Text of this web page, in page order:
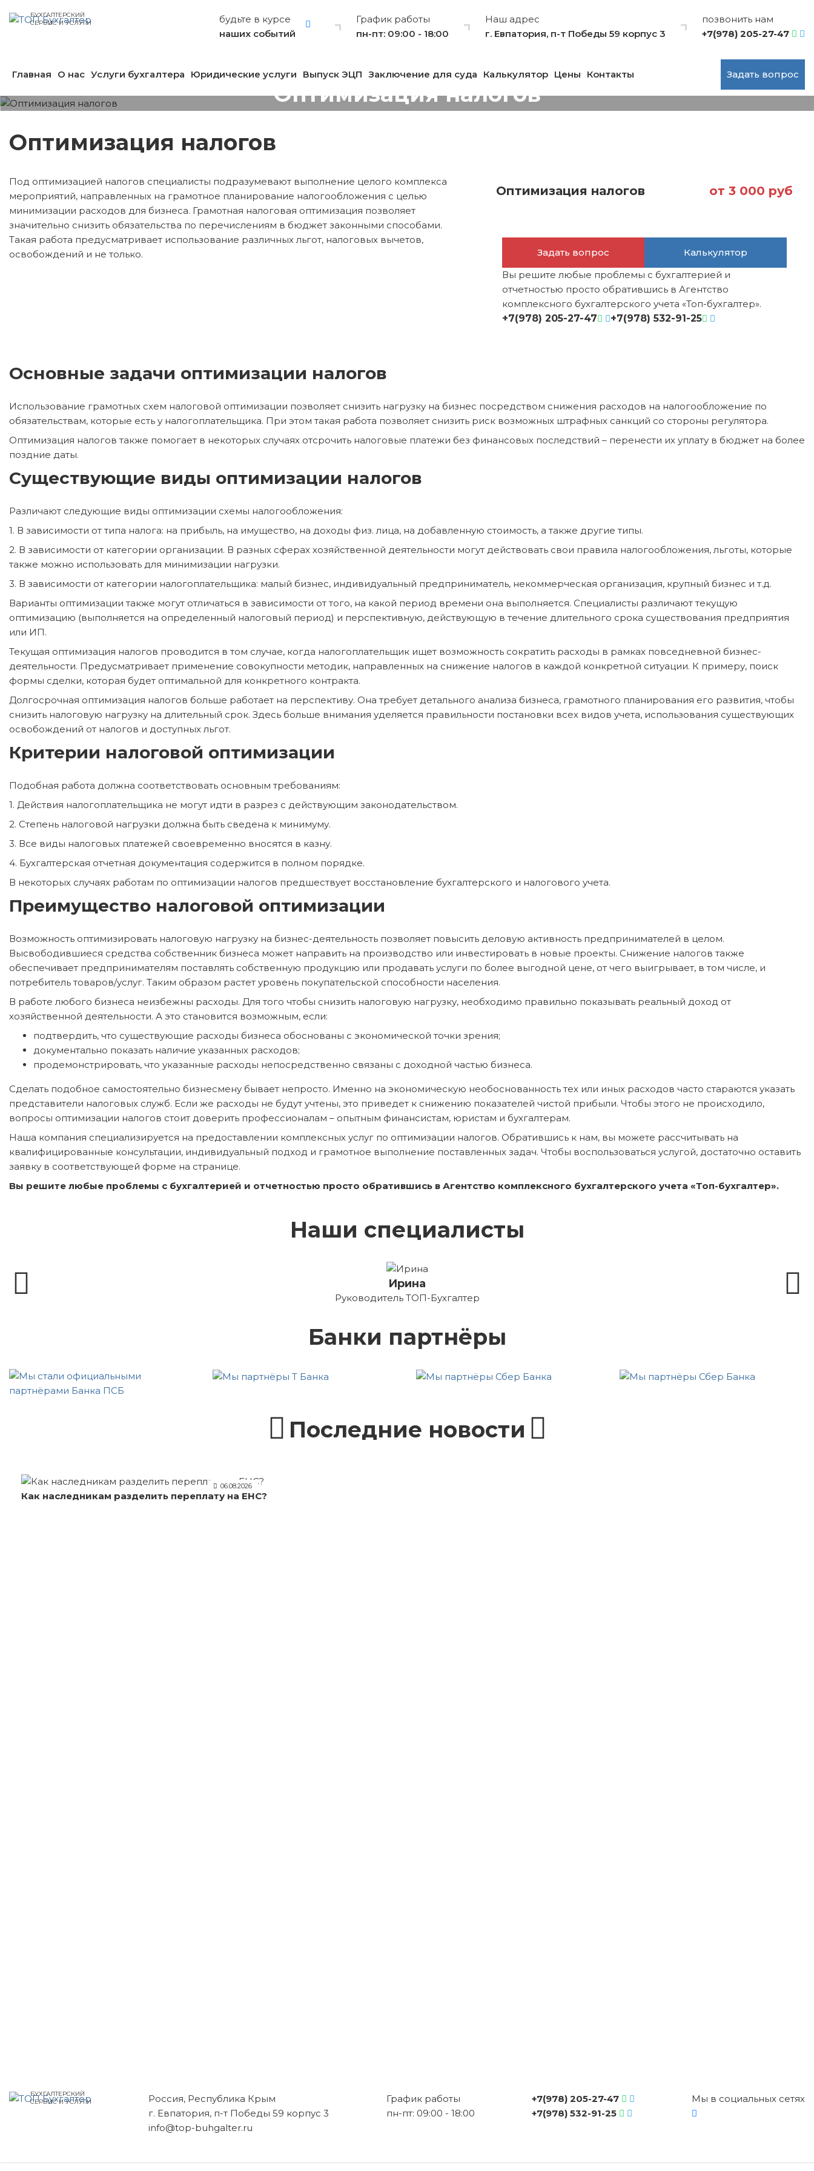
БУХГАЛТЕРСКИЙ
СЕРВИС И УСЛУГИ
будьте в курсе
наших событий
График работы
пн-пт: 09:00 - 18:00
Наш адрес
г. Евпатория, п-т Победы 59 корпус 3
позвонить нам
+7(978) 205-27-47
Главная О нас Услуги бухгалтера Юридические услуги Выпуск ЭЦП Заключение для суда Калькулятор Цены Контакты Задать вопрос
Оптимизация налогов
Оптимизация налогов
Под оптимизацией налогов специалисты подразумевают выполнение целого комплекса
мероприятий, направленных на грамотное планирование налогообложения с целью
минимизации расходов для бизнеса. Грамотная налоговая оптимизация позволяет
значительно снизить обязательства по перечислениям в бюджет законными способами.
Такая работа предусматривает использование различных льгот, налоговых вычетов,
освобождений и не только.
Оптимизация налогов от 3 000 руб
Задать вопрос
Калькулятор
Вы решите любые проблемы с бухгалтерией и
отчетностью просто обратившись в Агентство
комплексного бухгалтерского учета «Топ-бухгалтер».
+7(978) 205-27-47
+7(978) 532-91-25
Основные задачи оптимизации налогов
Использование грамотных схем налоговой оптимизации позволяет снизить нагрузку на бизнес посредством снижения расходов на налогообложение по
обязательствам, которые есть у налогоплательщика. При этом такая работа позволяет снизить риск возможных штрафных санкций со стороны регулятора.
Оптимизация налогов также помогает в некоторых случаях отсрочить налоговые платежи без финансовых последствий – перенести их уплату в бюджет на более
поздние даты.
Существующие виды оптимизации налогов
Различают следующие виды оптимизации схемы налогообложения:
1. В зависимости от типа налога: на прибыль, на имущество, на доходы физ. лица, на добавленную стоимость, а также другие типы.
2. В зависимости от категории организации. В разных сферах хозяйственной деятельности могут действовать свои правила налогообложения, льготы, которые
также можно использовать для минимизации нагрузки.
3. В зависимости от категории налогоплательщика: малый бизнес, индивидуальный предприниматель, некоммерческая организация, крупный бизнес и т.д.
Варианты оптимизации также могут отличаться в зависимости от того, на какой период времени она выполняется. Специалисты различают текущую
оптимизацию (выполняется на определенный налоговый период) и перспективную, действующую в течение длительного срока существования предприятия
или ИП.
Текущая оптимизация налогов проводится в том случае, когда налогоплательщик ищет возможность сократить расходы в рамках повседневной бизнес-
деятельности. Предусматривает применение совокупности методик, направленных на снижение налогов в каждой конкретной ситуации. К примеру, поиск
формы сделки, которая будет оптимальной для конкретного контракта.
Долгосрочная оптимизация налогов больше работает на перспективу. Она требует детального анализа бизнеса, грамотного планирования его развития, чтобы
снизить налоговую нагрузку на длительный срок. Здесь больше внимания уделяется правильности постановки всех видов учета, использования существующих
освобождений от налогов и доступных льгот.
Критерии налоговой оптимизации
Подобная работа должна соответствовать основным требованиям:
1. Действия налогоплательщика не могут идти в разрез с действующим законодательством.
2. Степень налоговой нагрузки должна быть сведена к минимуму.
3. Все виды налоговых платежей своевременно вносятся в казну.
4. Бухгалтерская отчетная документация содержится в полном порядке.
В некоторых случаях работам по оптимизации налогов предшествует восстановление бухгалтерского и налогового учета.
Преимущество налоговой оптимизации
Возможность оптимизировать налоговую нагрузку на бизнес-деятельность позволяет повысить деловую активность предпринимателей в целом.
Высвободившиеся средства собственник бизнеса может направить на производство или инвестировать в новые проекты. Снижение налогов также
обеспечивает предпринимателям поставлять собственную продукцию или продавать услуги по более выгодной цене, от чего выигрывает, в том числе, и
потребитель товаров/услуг. Таким образом растет уровень покупательской способности населения.
В работе любого бизнеса неизбежны расходы. Для того чтобы снизить налоговую нагрузку, необходимо правильно показывать реальный доход от
хозяйственной деятельности. А это становится возможным, если:
подтвердить, что существующие расходы бизнеса обоснованы с экономической точки зрения;
документально показать наличие указанных расходов;
продемонстрировать, что указанные расходы непосредственно связаны с доходной частью бизнеса.
Сделать подобное самостоятельно бизнесмену бывает непросто. Именно на экономическую необоснованность тех или иных расходов часто стараются указать
представители налоговых служб. Если же расходы не будут учтены, это приведет к снижению показателей чистой прибыли. Чтобы этого не происходило,
вопросы оптимизации налогов стоит доверить профессионалам – опытным финансистам, юристам и бухгалтерам.
Наша компания специализируется на предоставлении комплексных услуг по оптимизации налогов. Обратившись к нам, вы можете рассчитывать на
квалифицированные консультации, индивидуальный подход и грамотное выполнение поставленных задач. Чтобы воспользоваться услугой, достаточно оставить
заявку в соответствующей форме на странице.
Вы решите любые проблемы с бухгалтерией и отчетностью просто обратившись в Агентство комплексного бухгалтерского учета «Топ-бухгалтер».
Наши специалисты
Ирина
Руководитель ТОП-Бухгалтер
Банки партнёры
Последние новости
06.08.2026
Как наследникам разделить переплату на ЕНС?
БУХГАЛТЕРСКИЙ
СЕРВИС И УСЛУГИ
Россия, Республика Крым
г. Евпатория, п-т Победы 59 корпус 3
info@top-buhgalter.ru
График работы
пн-пт: 09:00 - 18:00
+7(978) 205-27-47
+7(978) 532-91-25
Мы в социальных сетях